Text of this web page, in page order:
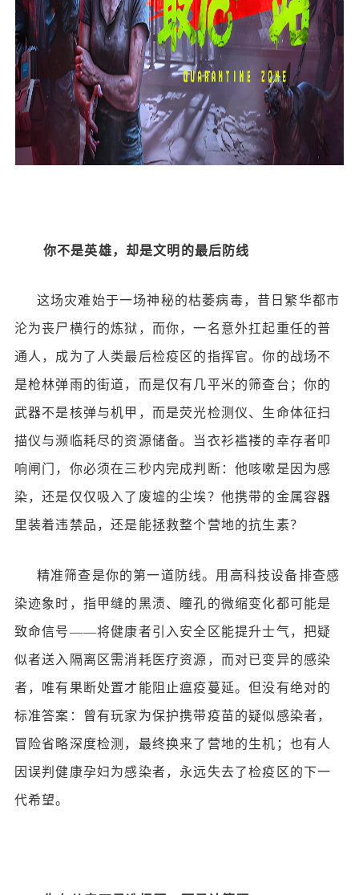
你不是英雄，却是文明的最后防线
这场灾难始于一场神秘的枯萎病毒，昔日繁华都市
沦为丧尸横行的炼狱，而你，一名意外扛起重任的普
通人，成为了人类最后检疫区的指挥官。你的战场不
是枪林弹雨的街道，而是仅有几平米的筛查台；你的
武器不是核弹与机甲，而是荧光检测仪、生命体征扫
描仪与濒临耗尽的资源储备。当衣衫褴褛的幸存者叩
响闸门，你必须在三秒内完成判断：他咳嗽是因为感
染，还是仅仅吸入了废墟的尘埃？他携带的金属容器
里装着违禁品，还是能拯救整个营地的抗生素？
精准筛查是你的第一道防线。用高科技设备排查感
染迹象时，指甲缝的黑渍、瞳孔的微缩变化都可能是
致命信号——将健康者引入安全区能提升士气，把疑
似者送入隔离区需消耗医疗资源，而对已变异的感染
者，唯有果断处置才能阻止瘟疫蔓延。但没有绝对的
标准答案：曾有玩家为保护携带疫苗的疑似感染者，
冒险省略深度检测，最终换来了营地的生机；也有人
因误判健康孕妇为感染者，永远失去了检疫区的下一
代希望。